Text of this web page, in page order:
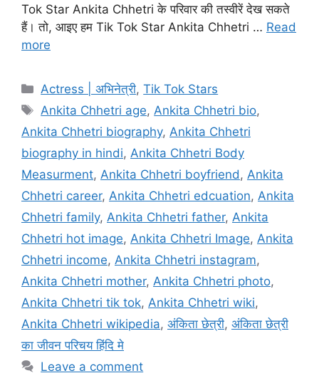
Tok Star Ankita Chhetri के परिवार की तस्वीरें देख सकते
हैं। तो, आइए हम Tik Tok Star Ankita Chhetri … Read
more
Categories
Actress | अभिनेत्री,Tik Tok Stars
Tags
Ankita Chhetri age,Ankita Chhetri bio,
Ankita Chhetri biography, Ankita Chhetri
biography in hindi, Ankita Chhetri Body
Measurment, Ankita Chhetri boyfriend, Ankita
Chhetri career, Ankita Chhetri edcuation, Ankita
Chhetri family, Ankita Chhetri father, Ankita
Chhetri hot image, Ankita Chhetri Image, Ankita
Chhetri income, Ankita Chhetri instagram,
Ankita Chhetri mother, Ankita Chhetri photo,
Ankita Chhetri tik tok, Ankita Chhetri wiki,
Ankita Chhetri wikipedia, अंकिता छेत्री, अंकिता छेत्री
का जीवन परिचय हिंदि मे
Leave a comment